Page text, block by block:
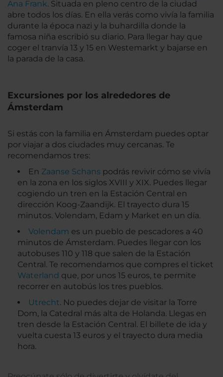
Ana Frank. Situada en pleno centro de la ciudad
abre todos los días. En ella verás como vivía la familia
durante la época nazi y la buhardilla donde la
famosa niña escribió su diario. Para llegar hay que
coger el tranvía 13 y 15 en Westemarkt y bajarse en
la parada de la casa.
Excursiones por los alrededores de
Ámsterdam
Si estás con la familia en Ámsterdam puedes optar
por viajar a dos ciudades muy cercanas. Te
recomendamos tres:
En Zaanse Schans podrás revivir cómo se vivía
en la zona en los siglos XVIII y XIX. Puedes llegar
cogiendo un tren en la Estación Central en
dirección Koog-Zaandijk. El trayecto dura 15
minutos. Volendam, Edam y Market en un día.
Volendam es un pueblo de pescadores a 40
minutos de Ámsterdam. Puedes llegar con los
autobuses 110 y 118 que salen de la Estación
Central. Te recomendamos que compres el ticket
Waterland que, por unos 15 euros, te permite
recorrer en autobús los tres pueblos.
Utrecht. No puedes dejar de visitar la Torre
Dom, la Catedral más alta de Holanda. Llegas en
tren desde la Estación Central. El billete de ida y
vuelta cuesta 13 euros y el trayecto dura media
hora.